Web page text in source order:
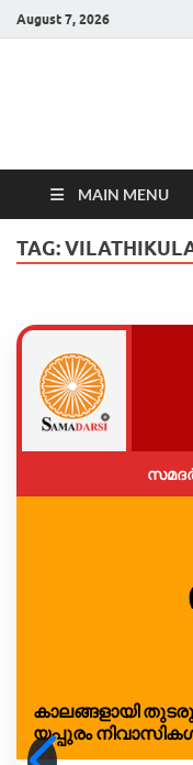
August 7, 2026
MAIN MENU
TAG:
കാ​ല​ങ്ങ​ളാ​യി
യ​പ്പു​രം